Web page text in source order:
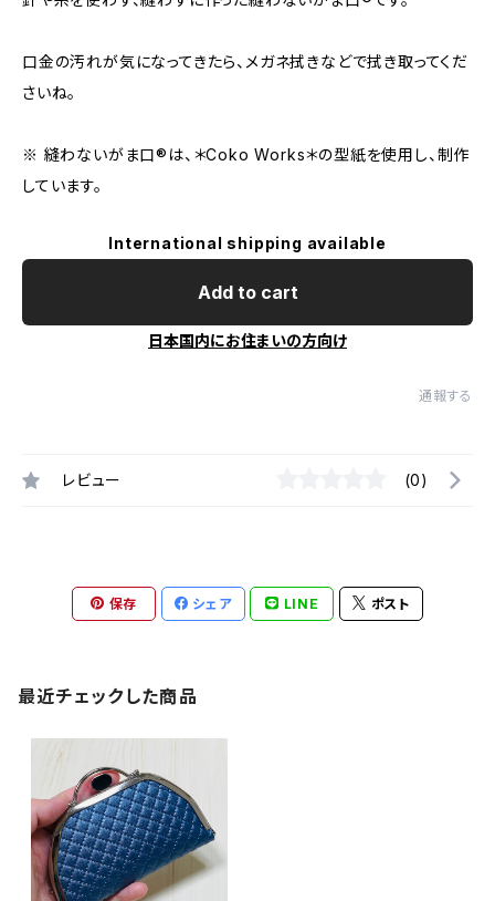
口金の汚れが気になってきたら、メガネ拭きなどで拭き取ってくだ
さいね。
※ 縫わないがま口®︎は、＊Coko Works＊の型紙を使用し、制作
しています。
International shipping available
Add to cart
日本国内にお住まいの方向け
通報する
レビュー (0)
保存 シェア LINE ポスト
最近チェックした商品